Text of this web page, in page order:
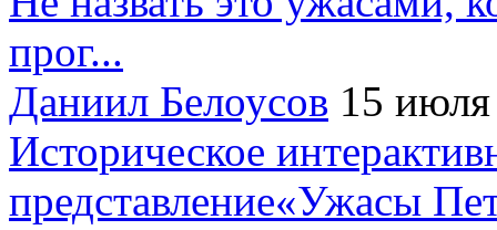
прог...
Даниил Белоусов 15
Историческое
представление«Ужасы